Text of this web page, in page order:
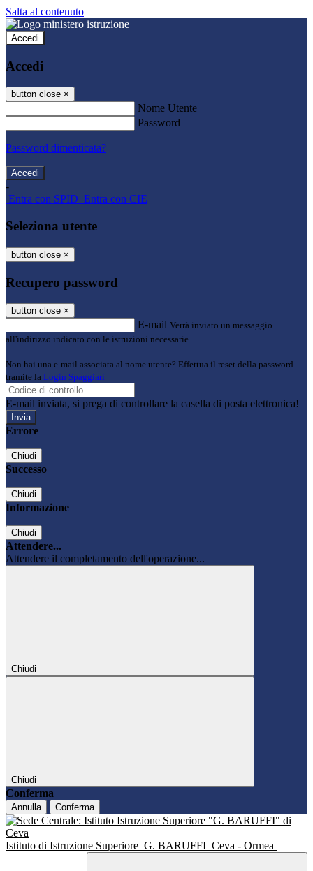
Salta al contenuto
Accedi
Accedi
button close ×
Nome Utente
Password
Password dimenticata?
-
Entra con SPID Entra con CIE
Seleziona utente
button close ×
Recupero password
button close ×
E-mail Verrà inviato un messaggio
all'indirizzo indicato con le istruzioni necessarie.
Non hai una e-mail associata al nome utente? Effettua il reset della password
tramite la Login Spaggiari
E-mail inviata, si prega di controllare la casella di posta elettronica!
Errore
Chiudi
Successo
Chiudi
Informazione
Chiudi
Attendere...
Attendere il completamento dell'operazione...
Chiudi
Chiudi
Conferma
Annulla Conferma
Istituto di Istruzione Superiore G. BARUFFI Ceva - Ormea